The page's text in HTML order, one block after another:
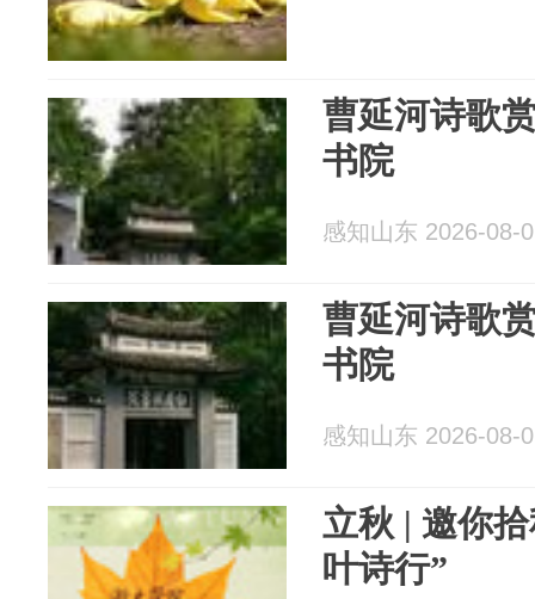
曹延河诗歌
书院
感知山东 2026-08-
曹延河诗歌
书院
感知山东 2026-08-
立秋 | 邀你
叶诗行”